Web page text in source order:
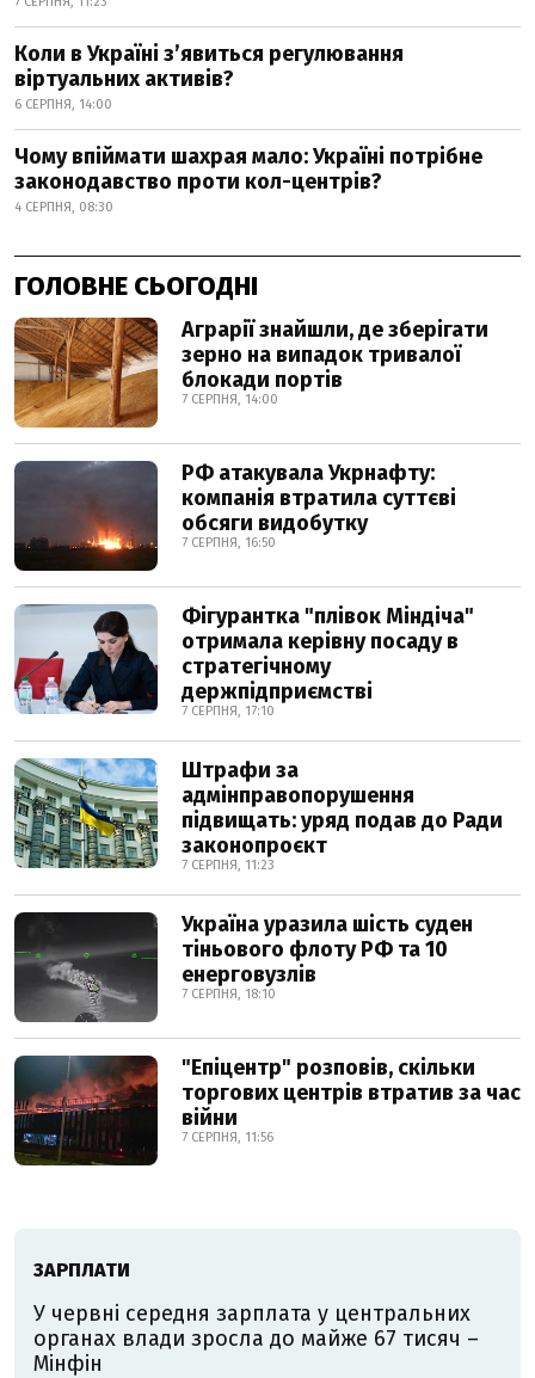
Коли в Україні з’явиться регулювання
віртуальних активів?
6 СЕРПНЯ, 14:00
Чому впіймати шахрая мало: Україні потрібне
законодавство проти кол-центрів?
4 СЕРПНЯ, 08:30
ГОЛОВНЕ СЬОГОДНІ
Аграрії знайшли, де зберігати
зерно на випадок тривалої
блокади портів
7 СЕРПНЯ, 14:00
РФ атакувала Укрнафту:
компанія втратила суттєві
обсяги видобутку
7 СЕРПНЯ, 16:50
Фігурантка "плівок Міндіча"
отримала керівну посаду в
стратегічному
держпідприємстві
7 СЕРПНЯ, 17:10
Штрафи за
адмінправопорушення
підвищать: уряд подав до Ради
законопроєкт
7 СЕРПНЯ, 11:23
Україна уразила шість суден
тіньового флоту РФ та 10
енерговузлів
7 СЕРПНЯ, 18:10
"Епіцентр" розповів, скільки
торгових центрів втратив за час
війни
7 СЕРПНЯ, 11:56
ЗАРПЛАТИ
У червні середня зарплата у центральних
органах влади зросла до майже 67 тисяч –
Мінфін